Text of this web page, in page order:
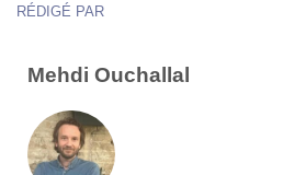
RÉDIGÉ PAR
Mehdi Ouchallal